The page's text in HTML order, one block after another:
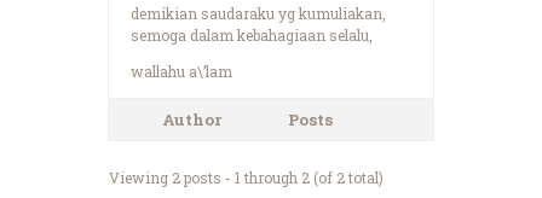
demikian saudaraku yg kumuliakan,
semoga dalam kebahagiaan selalu,
wallahu a\’lam
Author Posts
Viewing 2 posts - 1 through 2 (of 2 total)